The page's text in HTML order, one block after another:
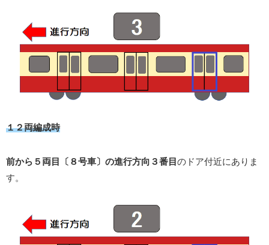
１２両編成時
前から５両目〔８号車〕の進行方向３番目 のドア付近にありま
す。